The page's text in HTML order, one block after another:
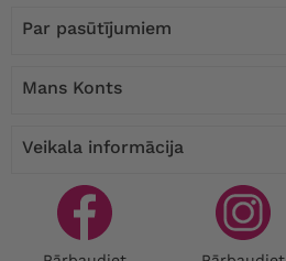
Par pasūtījumiem
Mans Konts
Veikala informācija